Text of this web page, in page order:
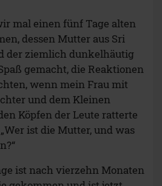
mal einen fünf Tage alten
dessen Mutter aus Sri
der ziemlich dunkelhäutig
gemacht, die Reaktionen
wenn mein Frau mit
und dem Kleinen
Köpfen der Leute ratterte
ist die Mutter, und was
ist nach vierzehn Monaten